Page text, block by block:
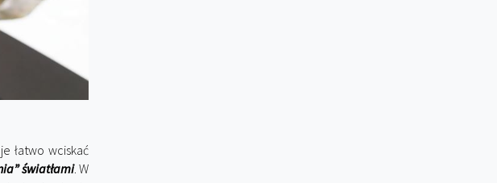
łatwo wciskać
światłami. W